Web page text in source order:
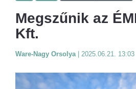
Megszűnik az
Kft.
Ware-Nagy Orsolya 2025.06.21. 13:03